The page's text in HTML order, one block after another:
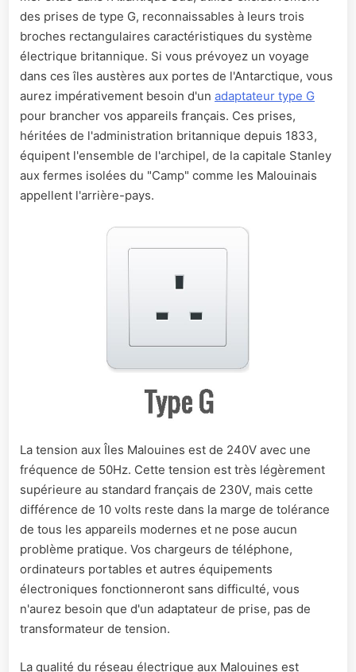
des prises de type G, reconnaissables à leurs trois
broches rectangulaires caractéristiques du système
électrique britannique. Si vous prévoyez un voyage
dans ces îles austères aux portes de l'Antarctique, vous
aurez impérativement besoin d'un adaptateur type G
pour brancher vos appareils français. Ces prises,
héritées de l'administration britannique depuis 1833,
équipent l'ensemble de l'archipel, de la capitale Stanley
aux fermes isolées du "Camp" comme les Malouinais
appellent l'arrière-pays.
La tension aux Îles Malouines est de 240V avec une
fréquence de 50Hz. Cette tension est très légèrement
supérieure au standard français de 230V, mais cette
différence de 10 volts reste dans la marge de tolérance
de tous les appareils modernes et ne pose aucun
problème pratique. Vos chargeurs de téléphone,
ordinateurs portables et autres équipements
électroniques fonctionneront sans difficulté, vous
n'aurez besoin que d'un adaptateur de prise, pas de
transformateur de tension.
La qualité du réseau électrique aux Malouines est